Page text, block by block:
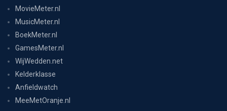
MovieMeter.nl
MusicMeter.nl
BoekMeter.nl
GamesMeter.nl
WijWedden.net
Kelderklasse
Anfieldwatch
MeeMetOranje.nl